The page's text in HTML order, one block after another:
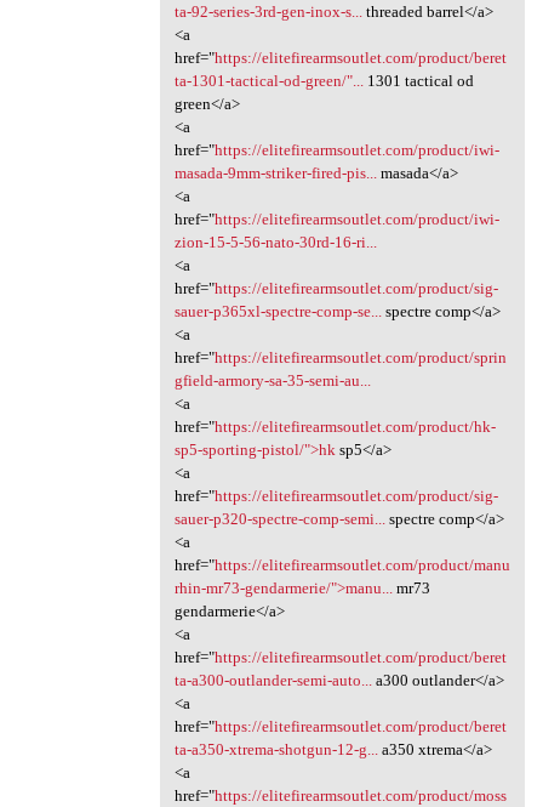
ta-92-series-3rd-gen-inox-s...
threaded barrel</a>
<a
href="https://elitefirearmsoutlet.com/product/beret
ta-1301-tactical-od-green/"...
1301 tactical od
green</a>
<a
href="https://elitefirearmsoutlet.com/product/iwi-
masada-9mm-striker-fired-pis...
masada</a>
<a
href="https://elitefirearmsoutlet.com/product/iwi-
zion-15-5-56-nato-30rd-16-ri...
<a
href="https://elitefirearmsoutlet.com/product/sig-
sauer-p365xl-spectre-comp-se...
spectre comp</a>
<a
href="https://elitefirearmsoutlet.com/product/sprin
gfield-armory-sa-35-semi-au...
<a
href="https://elitefirearmsoutlet.com/product/hk-
sp5-sporting-pistol/">hk sp5</a>
<a
href="https://elitefirearmsoutlet.com/product/sig-
sauer-p320-spectre-comp-semi...
spectre comp</a>
<a
href="https://elitefirearmsoutlet.com/product/manu
rhin-mr73-gendarmerie/">manu...
mr73
gendarmerie</a>
<a
href="https://elitefirearmsoutlet.com/product/beret
ta-a300-outlander-semi-auto...
a300 outlander</a>
<a
href="https://elitefirearmsoutlet.com/product/beret
ta-a350-xtrema-shotgun-12-g...
a350 xtrema</a>
<a
href="https://elitefirearmsoutlet.com/product/moss